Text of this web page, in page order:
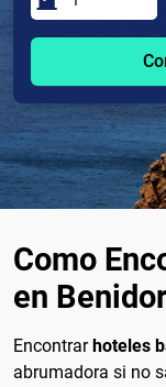
Como
en
Encontrar hoteles
abrumadora si no